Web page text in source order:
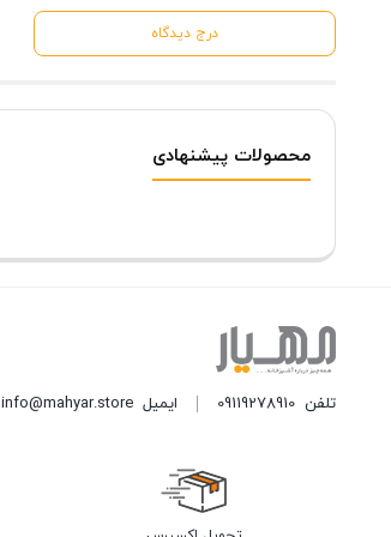
درج دیدگاه
محصولات پیشنهادی
تلفن09119278910 ایمیلinfo@mahyar.store